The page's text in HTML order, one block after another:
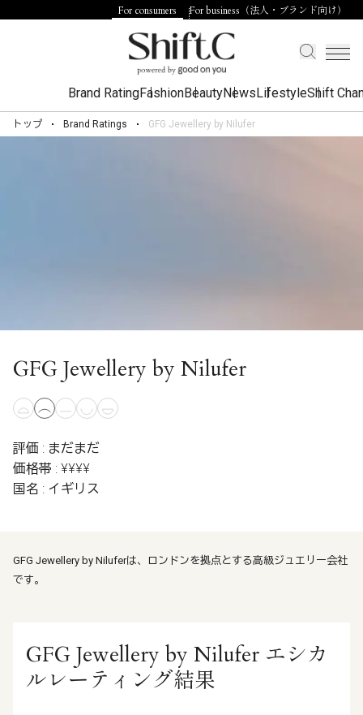
For consumers For business（法人・ブランド向け）
Brand RatingFashionBeautyNewsLifestyleShift
トップ Brand Ratings GFG Jewellery by Nilufer
GFG Jewellery by Nilufer
評価 : まだまだ
価格帯 : ¥¥¥¥
国名 : イギリス
GFG Jewellery by Niluferは、ロンドンを拠点とする高級ジュエリー会社
です。
GFG Jewellery by Nilufer エシカ
ルレーティング結果